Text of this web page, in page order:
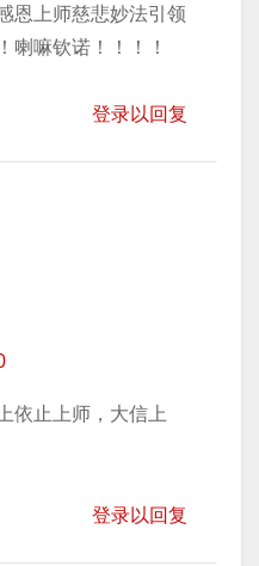
恩上师慈悲妙法引领
喇嘛钦诺！！！！
登录以回复
依止上师，大信上
登录以回复